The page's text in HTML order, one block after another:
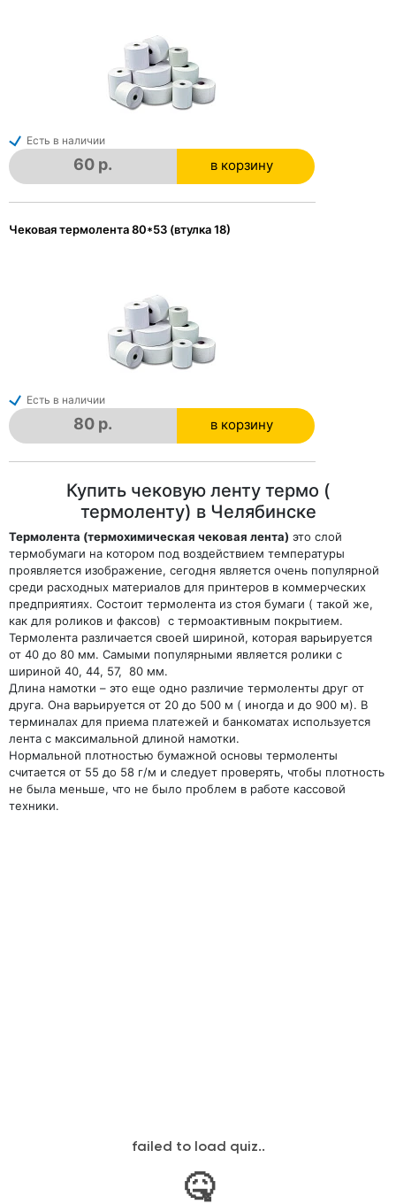
Есть в наличии
60 р. в корзину
в корзине
Чековая термолента 80*53 (втулка 18)
Есть в наличии
80 р. в корзину
в корзине
Купить чековую ленту термо (
термоленту) в Челябинске
Термолента (термохимическая чековая лента) это слой
термобумаги на котором под воздействием температуры
проявляется изображение, сегодня является очень популярной
среди расходных материалов для принтеров в коммерческих
предприятиях. Состоит термолента из стоя бумаги ( такой же,
как для роликов и факсов) с термоактивным покрытием.
Термолента различается своей шириной, которая варьируется
от 40 до 80 мм. Самыми популярными является ролики с
шириной 40, 44, 57, 80 мм.
Длина намотки – это еще одно различие термоленты друг от
друга. Она варьируется от 20 до 500 м ( иногда и до 900 м). В
терминалах для приема платежей и банкоматах используется
лента с максимальной длиной намотки.
Нормальной плотностью бумажной основы термоленты
считается от 55 до 58 г/м и следует проверять, чтобы плотность
не была меньше, что не было проблем в работе кассовой
техники.